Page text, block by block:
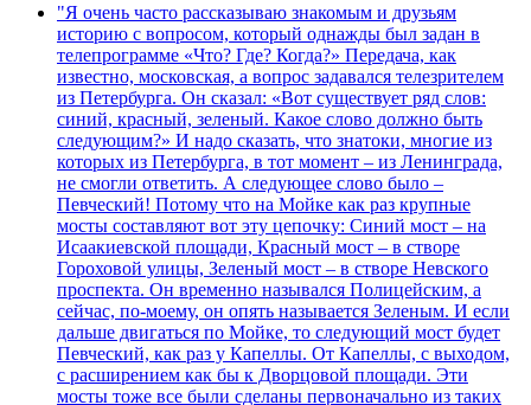
"Я очень часто рассказываю знакомым и друзьям
историю с вопросом, который однажды был задан в
телепрограмме «Что? Где? Когда?» Передача, как
известно, московская, а вопрос задавался телезрителем
из Петербурга. Он сказал: «Вот существует ряд слов:
синий, красный, зеленый. Какое слово должно быть
следующим?» И надо сказать, что знатоки, многие из
которых из Петербурга, в тот момент – из Ленинграда,
не смогли ответить. А следующее слово было –
Певческий! Потому что на Мойке как раз крупные
мосты составляют вот эту цепочку: Синий мост – на
Исаакиевской площади, Красный мост – в створе
Гороховой улицы, Зеленый мост – в створе Невского
проспекта. Он временно назывался Полицейским, а
сейчас, по-моему, он опять называется Зеленым. И если
дальше двигаться по Мойке, то следующий мост будет
Певческий, как раз у Капеллы. От Капеллы, с выходом,
с расширением как бы к Дворцовой площади. Эти
мосты тоже все были сделаны первоначально из таких